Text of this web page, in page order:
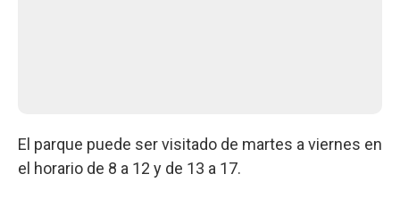
El parque puede ser visitado de martes a viernes en
el horario de 8 a 12 y de 13 a 17.